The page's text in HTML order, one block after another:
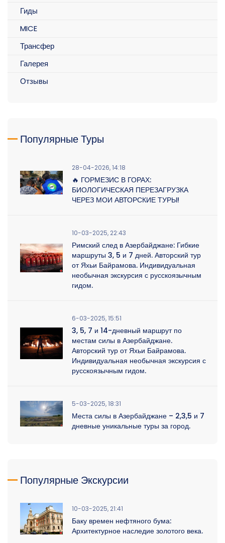
Гиды
MICE
Трансфер
Галерея
Отзывы
Популярные Туры
28-04-2026, 14:18
🔥 ГОРМЕЗИС В ГОРАХ:
БИОЛОГИЧЕСКАЯ ПЕРЕЗАГРУЗКА
ЧЕРЕЗ МОИ АВТОРСКИЕ ТУРЫ!
10-03-2025, 22:43
Римский след в Азербайджане: Гибкие
маршруты 3, 5 и 7 дней. Авторский тур
от Яхьи Байрамова. Индивидуальная
необычная экскурсия с русскоязычным
гидом.
6-03-2025, 15:51
3, 5, 7 и 14-дневный маршрут по
местам силы в Азербайджане.
Авторский тур от Яхьи Байрамова.
Индивидуальная необычная экскурсия с
русскоязычным гидом.
5-03-2025, 18:31
Места силы в Азербайджане – 2,3,5 и 7
дневные уникальные туры за город.
Популярные Экскурсии
10-03-2025, 21:41
Баку времен нефтяного бума:
Архитектурное наследие золотого века.